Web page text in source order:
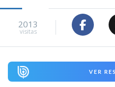
2013
visitas
VER